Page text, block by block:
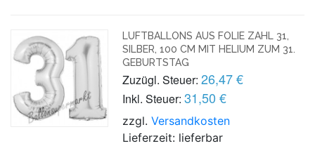
LUFTBALLONS AUS FOLIE ZAHL 31,
SILBER, 100 CM MIT HELIUM ZUM 31.
GEBURTSTAG
Zuzügl. Steuer: 26,47 €
Inkl. Steuer: 31,50 €
zzgl.Versandkosten
Lieferzeit: lieferbar